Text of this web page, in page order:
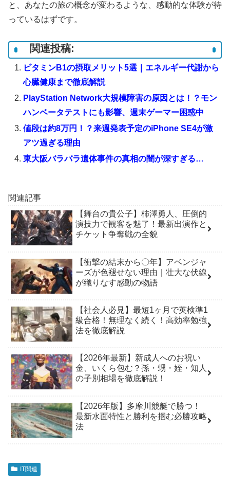
と、あなたの旅の概念が変わるような、感動的な体験が待
っているはずです。
関連投稿:
ビタミンB1の摂取メリット5選｜エネルギー代謝から
心臓健康まで徹底解説
PlayStation Network大規模障害の原因とは！？モン
ハンベータテストにも影響、週末ゲーマー困惑中
値段は約8万円！？来週発表予定のiPhone SE4が激
アツ過ぎる理由
東大阪バラバラ遺体事件の真相の闇が深すぎる…
関連記事
【舞台の貴公子】柿澤勇人、圧倒的
演技力で観客を魅了！最新出演作と
チケット争奪戦の全貌
【衝撃の結末から〇年】アベンジャ
ーズが色褪せない理由｜壮大な伏線
が織りなす感動の物語
【社会人必見】最短1ヶ月で英検準1
級合格！無理なく続く！高効率勉強
法を徹底解説
【2026年最新】新成人へのお祝い
金、いくら包む？孫・甥・姪・知人
の子別相場を徹底解説！
【2026年版】多摩川競艇で勝つ！
最新水面特性と勝利を掴む必勝攻略
法
IT関連